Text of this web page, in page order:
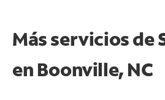
Más servicios de
en Boonville, NC